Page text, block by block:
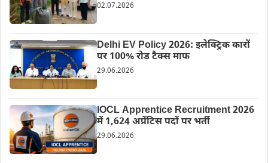
02.07.2026
Delhi EV Policy 2026: इलेक्ट्रिक कारों
पर 100% रोड टैक्स माफ
29.06.2026
IOCL Apprentice Recruitment 2026
में 1,624 अप्रेंटिस पदों पर भर्ती
29.06.2026